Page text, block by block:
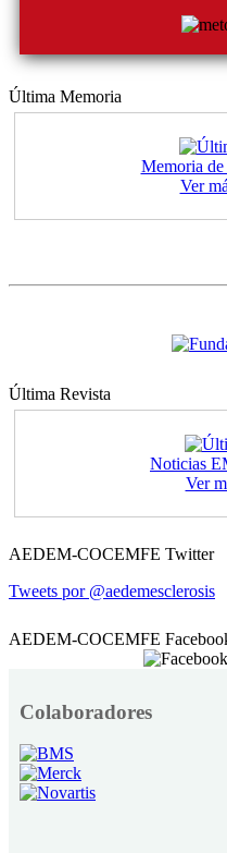
Última Memoria
Memoria
Ver
Última Revista
Noticias
Ver
AEDEM-COCEMFE Twitter
Tweets por @aedemesclerosis
AEDEM-COCEMFE
Colaboradores